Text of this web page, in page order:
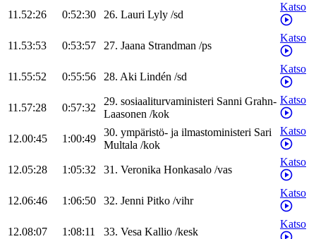
11.52:26 0:52:30 26. Lauri Lyly /sd
Katso
11.53:53 0:53:57 27. Jaana Strandman /ps
Katso
11.55:52 0:55:56 28. Aki Lindén /sd
Katso
11.57:28 0:57:32
29. sosiaaliturvaministeri Sanni Grahn-
Laasonen /kok
Katso
12.00:45 1:00:49
30. ympäristö- ja ilmastoministeri Sari
Multala /kok
Katso
12.05:28 1:05:32 31. Veronika Honkasalo /vas
Katso
12.06:46 1:06:50 32. Jenni Pitko /vihr
Katso
12.08:07 1:08:11 33. Vesa Kallio /kesk
Katso